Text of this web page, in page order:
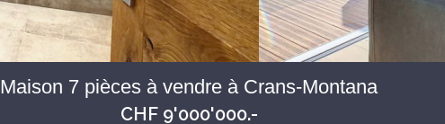
Maison 7 pièces à vendre à Crans-Montana
CHF 9'000'000.-